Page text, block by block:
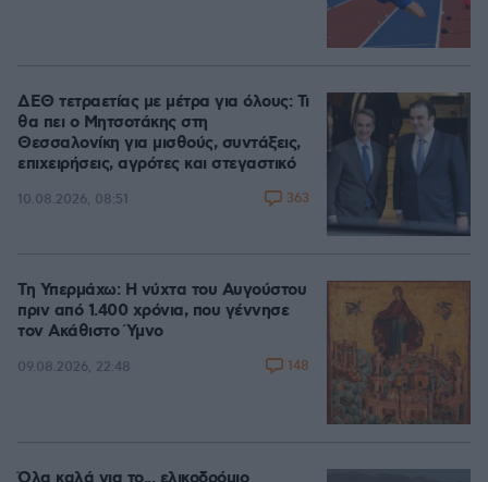
ΔΕΘ τετραετίας με μέτρα για όλους: Τι
θα πει ο Μητσοτάκης στη
Θεσσαλονίκη για μισθούς, συντάξεις,
επιχειρήσεις, αγρότες και στεγαστικό
10.08.2026, 08:51 363
Τη Υπερμάχω: Η νύχτα του Αυγούστου
πριν από 1.400 χρόνια, που γέννησε
τον Ακάθιστο Ύμνο
09.08.2026, 22:48 148